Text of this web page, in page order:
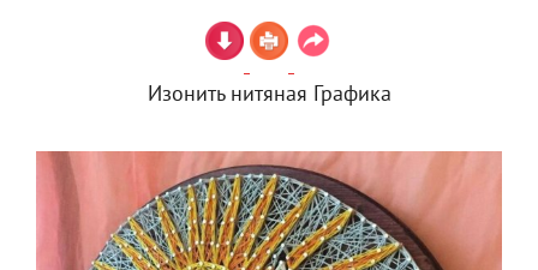
Изонить нитяная Графика